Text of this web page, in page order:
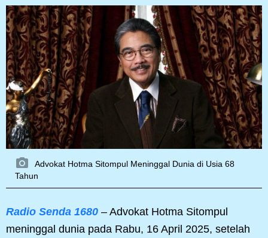
Advokat Hotma Sitompul Meninggal Dunia di Usia 68
Tahun
Radio Senda 1680 – Advokat Hotma Sitompul
meninggal dunia pada Rabu, 16 April 2025, setelah